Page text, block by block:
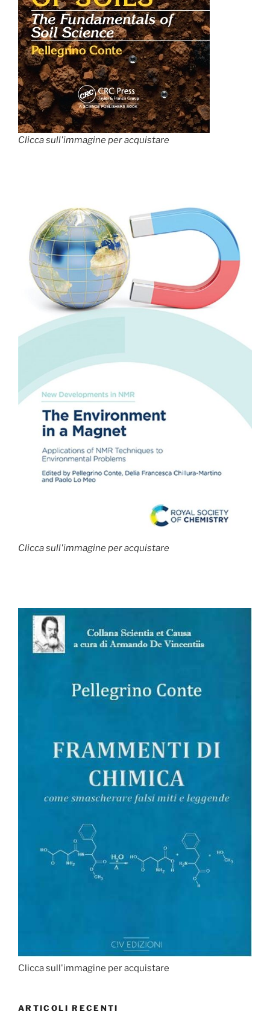
Clicca sull'immagine per acquistare
Clicca sull'immagine per acquistare
Clicca sull'immagine per acquistare
ARTICOLI RECENTI